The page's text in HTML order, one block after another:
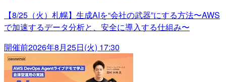
【8/25（火）札幌】生成AIを“会社の武器”にする方法〜AWS
で加速するデータ分析と、安全に導入する仕組み〜
開催前2026年8月25日(火) 17:30